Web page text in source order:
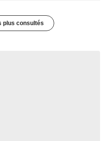
plus consultés